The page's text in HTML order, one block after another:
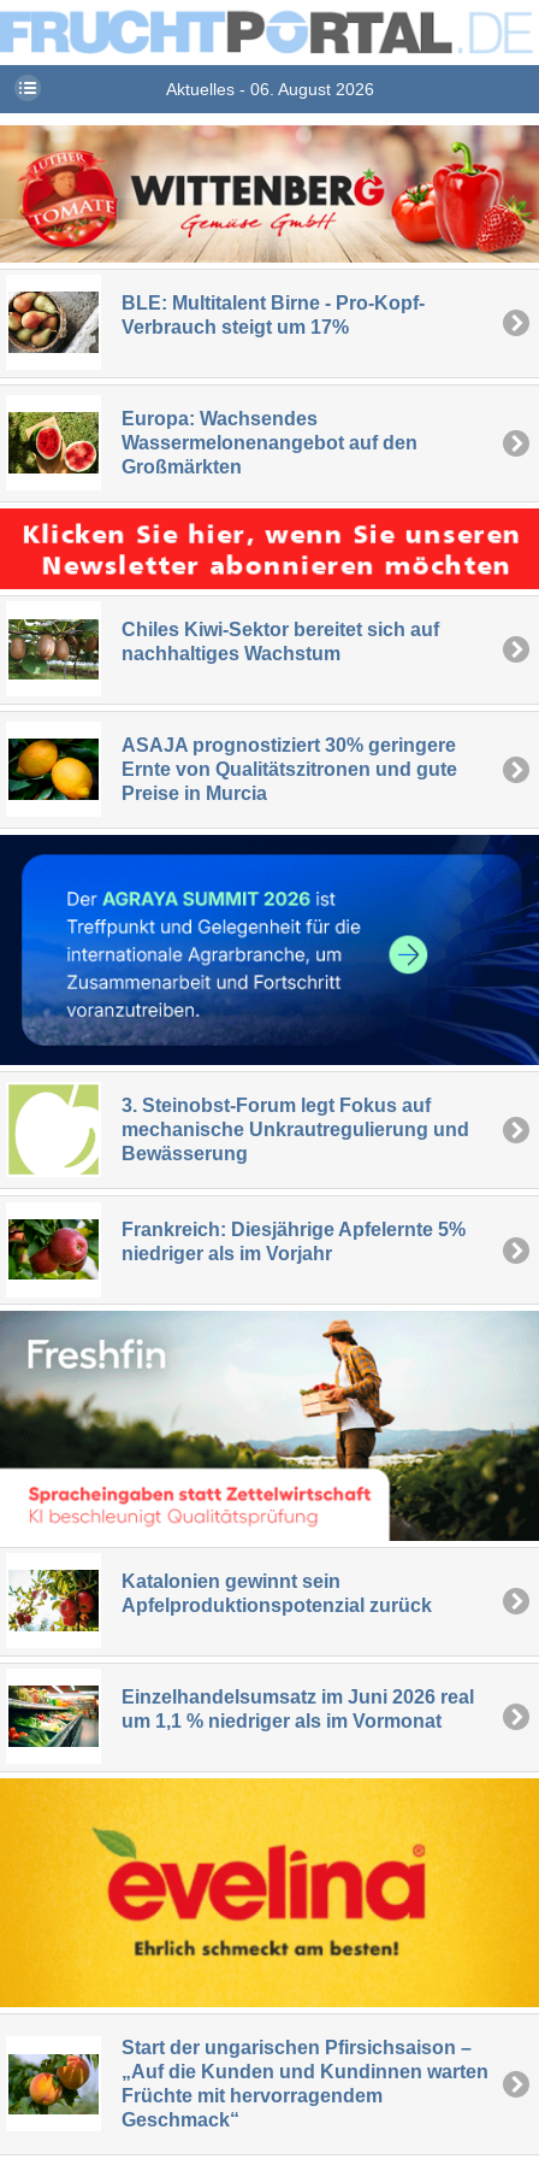
Aktuelles - 06. August 2026
BLE: Multitalent Birne - Pro-Kopf-
Verbrauch steigt um 17%
Europa: Wachsendes
Wassermelonenangebot auf den
Großmärkten
Chiles Kiwi-Sektor bereitet sich auf
nachhaltiges Wachstum
ASAJA prognostiziert 30% geringere
Ernte von Qualitätszitronen und gute
Preise in Murcia
3. Steinobst-Forum legt Fokus auf
mechanische Unkrautregulierung und
Bewässerung
Frankreich: Diesjährige Apfelernte 5%
niedriger als im Vorjahr
Katalonien gewinnt sein
Apfelproduktionspotenzial zurück
Einzelhandelsumsatz im Juni 2026 real
um 1,1 % niedriger als im Vormonat
Start der ungarischen Pfirsichsaison –
„Auf die Kunden und Kundinnen warten
Früchte mit hervorragendem
Geschmack“